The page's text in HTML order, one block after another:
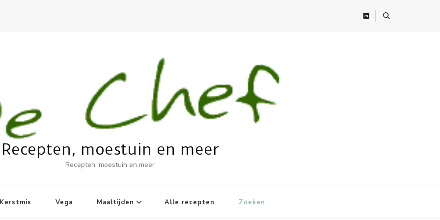
Recepten, moestuin en meer
Recepten, moestuin en meer
Vega Maaltijden Alle recepten Zoeken